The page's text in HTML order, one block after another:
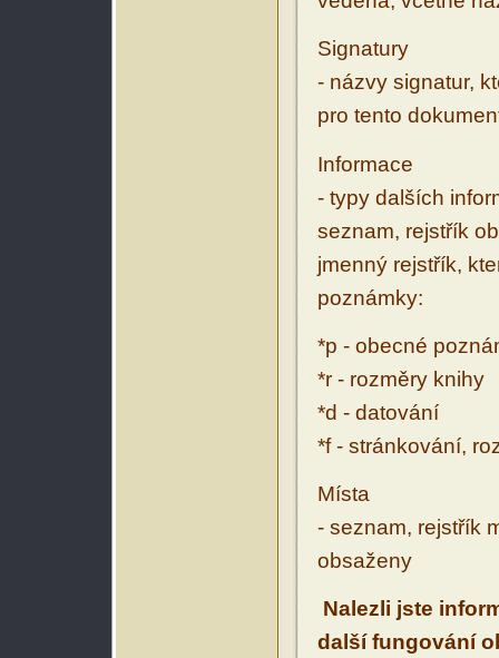
Signatury
- názvy signatur,
pro tento
Informace
- typy dalších
seznam, rejstřík
jmenný rejstřík,
poznámky:
*p - obecné
*r - rozměry knihy
*d - datování
*f - stránkování,
Místa
- seznam, rejstřík
obsaženy
Nalezli jste
další fungování